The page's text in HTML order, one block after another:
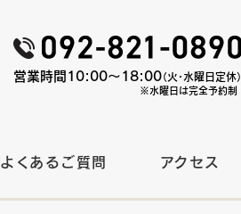
営業時間10:00〜18:00（火・水曜日定休）
※水曜日は完全予約制
よくあるご質問 アクセス